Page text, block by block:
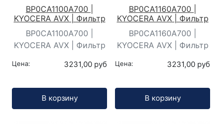
BP0CA1100A700 |
KYOCERA AVX | Фильтр
BP0CA1100A700 |
KYOCERA AVX | Фильтр
Цена: 3231,00 руб
В корзину
BP0CA1160A700 |
KYOCERA AVX | Фильтр
BP0CA1160A700 |
KYOCERA AVX | Фильтр
Цена: 3231,00 руб
В корзину